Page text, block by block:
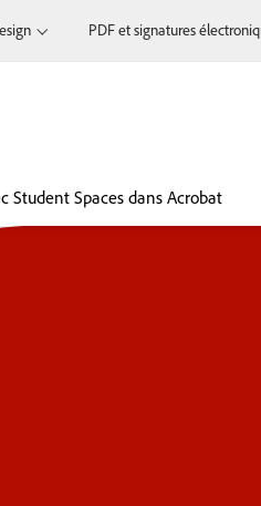
PDF et signatures
Student Spaces dans Acrobat